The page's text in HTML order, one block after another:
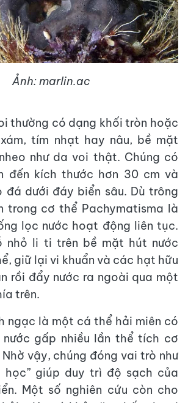
Ảnh: marlin.ac
thường có dạng khối tròn hoặc
tím nhạt hay nâu, bề mặt
như da voi thật. Chúng có
đến kích thước hơn 30 cm và
đá dưới đáy biển sâu. Dù trông
trong cơ thể Pachymatisma là
lọc nước hoạt động liên tục.
nhỏ li ti trên bề mặt hút nước
giữ lại vi khuẩn và các hạt hữu
rồi đẩy nước ra ngoài qua một
trên.
ngạc là một cá thể hải miên có
gấp nhiều lần thể tích cơ
vậy, chúng đóng vai trò như
học” giúp duy trì độ sạch của
Một số nghiên cứu còn cho